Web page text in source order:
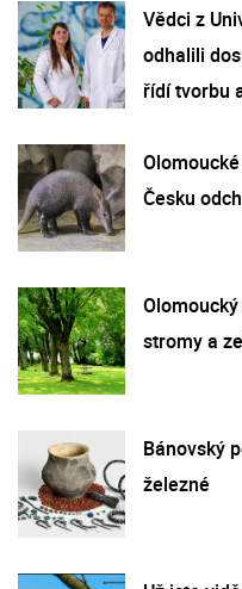
Vědci z
odhalili
řídí tvorbu
Česku
stromy a
Bánovský
železné